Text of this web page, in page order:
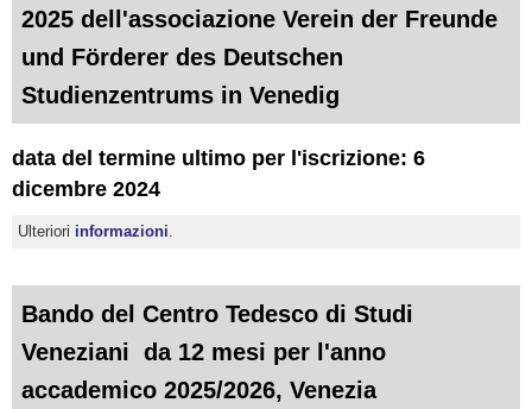
2025 dell'associazione Verein der Freunde
und Förderer des Deutschen
Studienzentrums in Venedig
data del termine ultimo per l'iscrizione: 6
dicembre 2024
Ulteriori informazioni
Bando del Centro Tedesco di Studi
Veneziani da 12 mesi per l'anno
accademico 2025/2026, Venezia